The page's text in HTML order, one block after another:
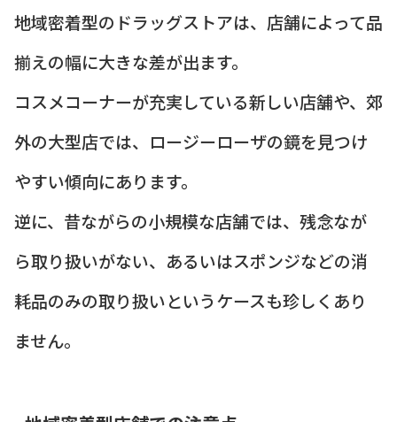
地域密着型のドラッグストアは、店舗によって品
揃えの幅に大きな差が出ます。
コスメコーナーが充実している新しい店舗や、郊
外の大型店では、ロージーローザの鏡を見つけ
やすい傾向にあります。
逆に、昔ながらの小規模な店舗では、残念なが
ら取り扱いがない、あるいはスポンジなどの消
耗品のみの取り扱いというケースも珍しくあり
ません。